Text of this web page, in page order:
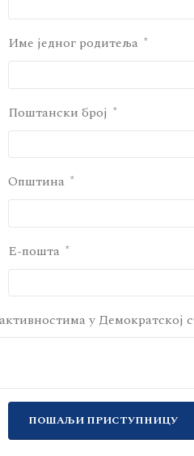
Име једног родитеља
Поштански број
Општина
E-пошта
у Демократској